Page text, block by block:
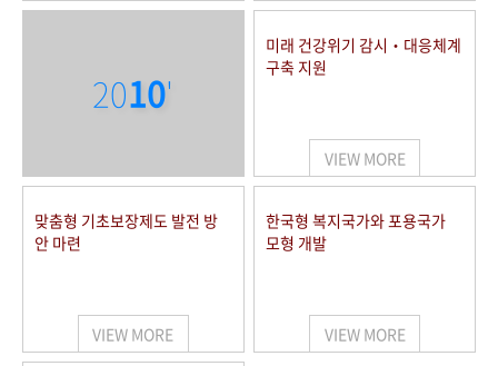
2010'
미래 건강위기 감시‧대응체계
구축 지원
VIEW MORE
맞춤형 기초보장제도 발전 방
안 마련
VIEW MORE
한국형 복지국가와 포용국가
모형 개발
VIEW MORE